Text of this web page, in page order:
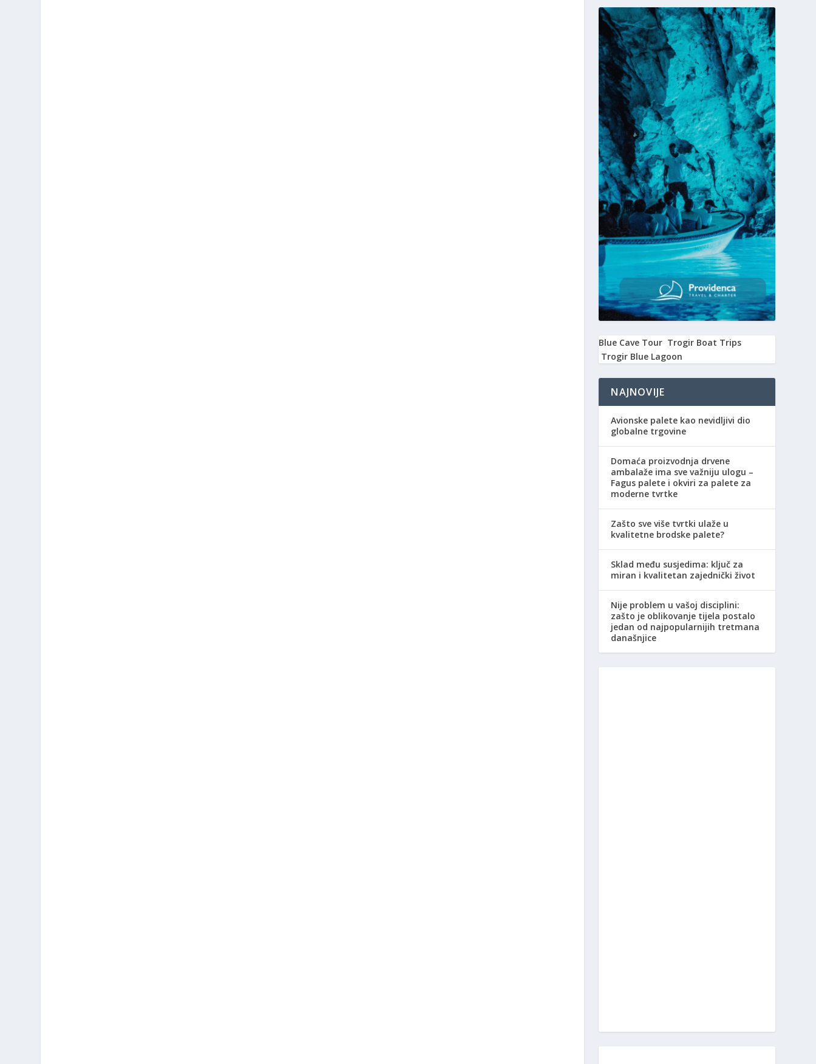
Blue Cave Tour Trogir Boat Trips
Trogir Blue Lagoon
NAJNOVIJE
Avionske palete kao nevidljivi dio
globalne trgovine
Domaća proizvodnja drvene
ambalaže ima sve važniju ulogu –
Fagus palete i okviri za palete za
moderne tvrtke
Zašto sve više tvrtki ulaže u
kvalitetne brodske palete?
Sklad među susjedima: ključ za
miran i kvalitetan zajednički život
Nije problem u vašoj disciplini:
zašto je oblikovanje tijela postalo
jedan od najpopularnijih tretmana
današnjice